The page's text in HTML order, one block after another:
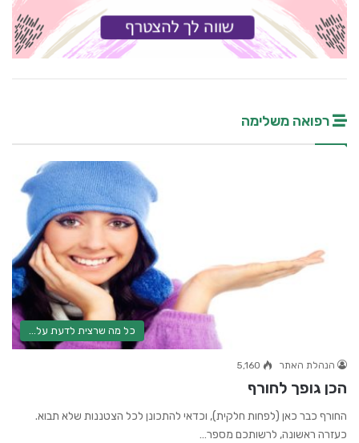
רפואה משלימה
כל מה שרצית לדעת על...
הנהלת האתר 5,160
הכן גופך לחורף
החורף כבר כאן (לפחות חלקית), וכדאי להתכונן לכל הצטננות שלא תבוא.
כעזרה ראשונה, לרשותכם מספר…